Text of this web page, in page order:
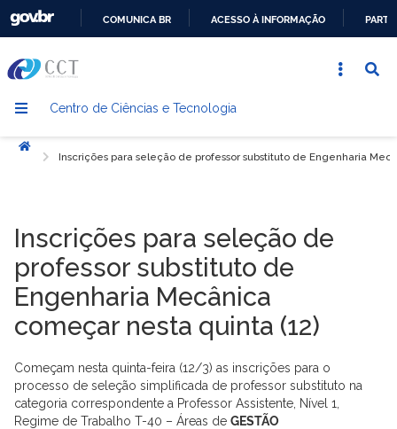
CONTEÚDO
COMUNICA BR ACESSO À INFORMAÇÃO
Centro de Ciências e Tecnologia
Início
Inscrições para seleção de professor substituto de Engenharia
Inscrições para seleção de
professor substituto de
Engenharia Mecânica
começar nesta quinta (12)
Começam nesta quinta-feira (12/3) as inscrições para o
processo de seleção simplificada de professor substituto na
categoria correspondente a Professor Assistente, Nível 1,
Regime de Trabalho T-40 – Áreas de GESTÃO